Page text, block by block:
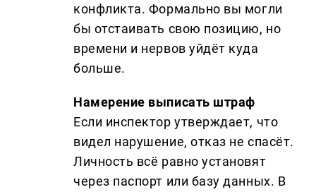
конфликта. Формально вы могли
бы отстаивать свою позицию, но
времени и нервов уйдёт куда
больше.
Намерение выписать штраф
Если инспектор утверждает, что
видел нарушение, отказ не спасёт.
Личность всё равно установят
через паспорт или базу данных. В